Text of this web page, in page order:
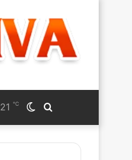
for
Switch
skin
21 ℃